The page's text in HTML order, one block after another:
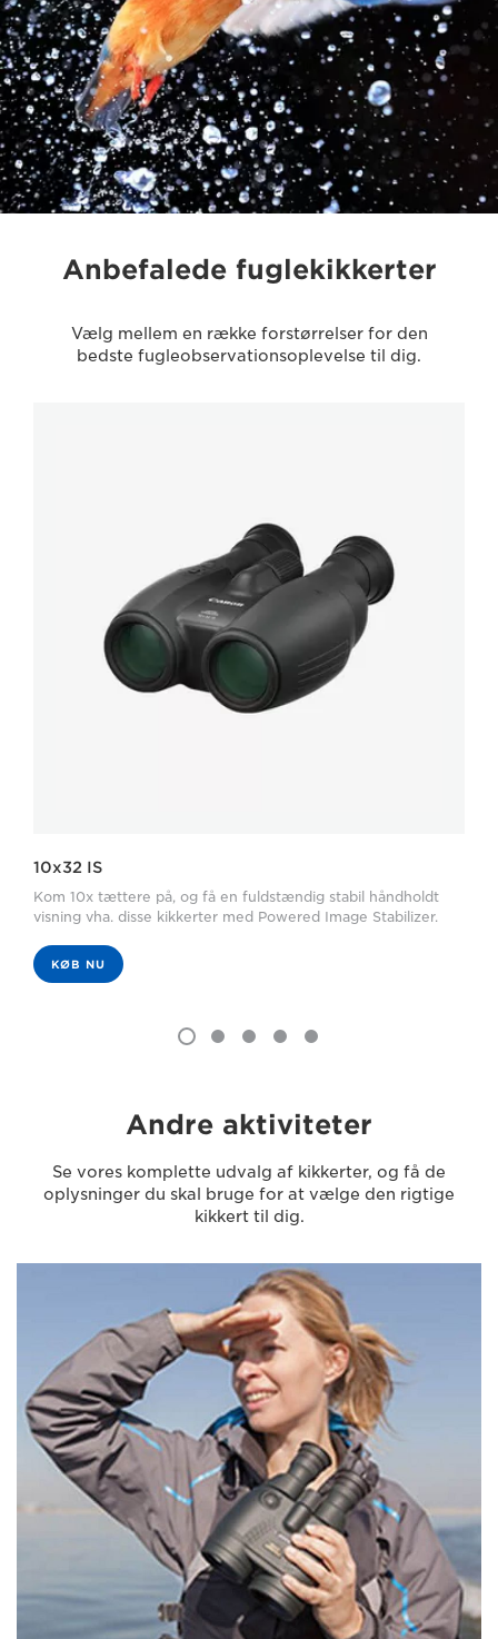
Anbefalede fuglekikkerter
Vælg mellem en række forstørrelser for den
bedste fugleobservationsoplevelse til dig.
10x32 IS
Kom 10x tættere på, og få en fuldstændig stabil håndholdt
visning vha. disse kikkerter med Powered Image Stabilizer.
KØB NU
Andre aktiviteter
Se vores komplette udvalg af kikkerter, og få de
oplysninger du skal bruge for at vælge den rigtige
kikkert til dig.